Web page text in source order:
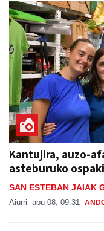
Kantujira, auzo-
asteburuko
SAN ESTEBAN JAIAK
Aiurri abu 08, 09:31